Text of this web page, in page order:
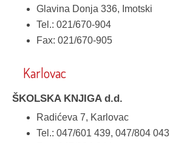
Glavina Donja 336, Imotski
Tel.: 021/670-904
Fax: 021/670-905
Karlovac
ŠKOLSKA KNJIGA d.d.
Radićeva 7, Karlovac
Tel.: 047/601 439, 047/804 043